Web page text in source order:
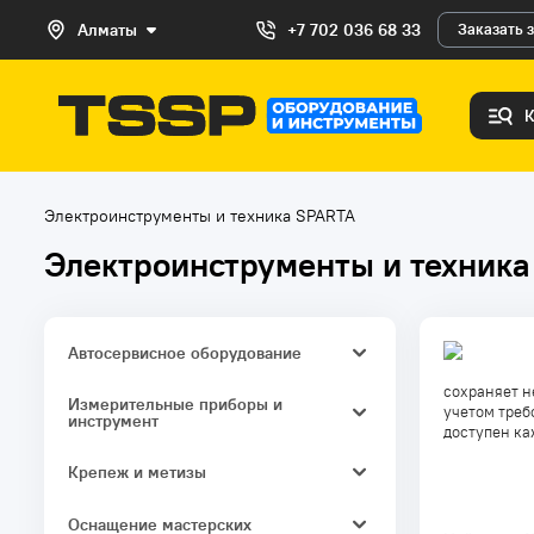
Алматы +7 702 036 68 33 Заказать
Электроинструменты и техника SPARTA
Электроинструменты и техника
сохраняет
учетом
доступен
Автосервисное оборудование
Смазочное и заправочное
Измерительные приборы и
инструмент
разметочный инструмент
Крепеж и метизы
Оснащение мастерских